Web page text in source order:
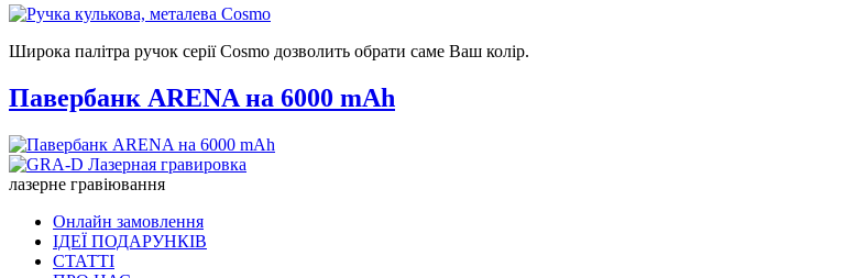
Широка палітра ручок серії Cosmo дозволить обрати саме Ваш колір.
Павербанк ARENA на 6000 mAh
лазерне гравіювання
Онлайн замовлення
ІДЕЇ ПОДАРУНКІВ
СТАТТІ